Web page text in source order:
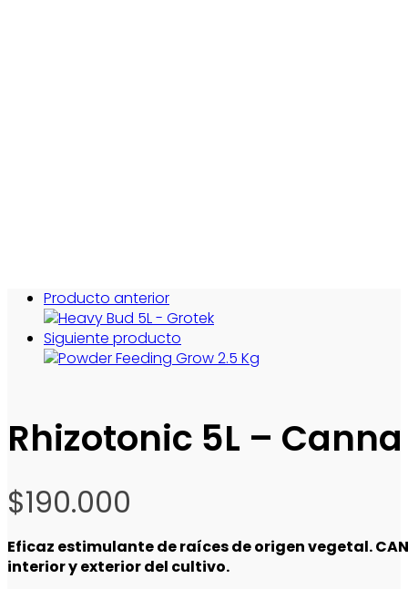
Producto anterior
Siguiente producto
Rhizotonic 5L – Canna
$190.000
Eficaz estimulante de raíces de origen vegetal.
interior y exterior del cultivo.